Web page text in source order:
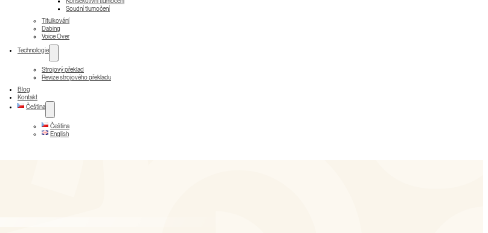
Soudní tlumočení
Titulkování
Dabing
Voice Over
Technologie
Strojový překlad
Revize strojového překladu
Blog
Kontakt
Čeština
Čeština
English